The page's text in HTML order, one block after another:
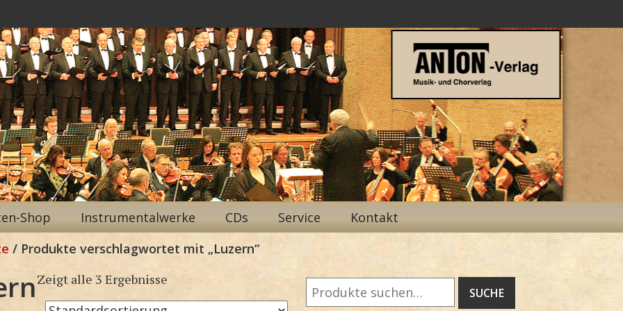
Shop Instrumentalwerke CDs Service Kontakt
/ Produkte verschlagwortet mit „Luzern“
Suche
nach:
SUCHE
Zeigt alle 3 Ergebnisse